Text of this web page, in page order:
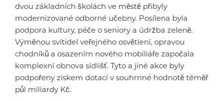
dvou základních školách ve městě přibyly
modernizované odborné učebny. Posílena byla
podpora kultury, péče o seniory a údržba zeleně.
Výměnou svítidel veřejného osvětlení, opravou
chodníků a osazením nového mobiliáře započala
komplexní obnova sídlišť. Tyto a jiné akce byly
podpořeny ziskem dotací v souhrnné hodnotě téměř
půl miliardy Kč.